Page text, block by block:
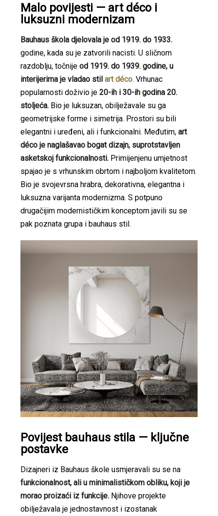
Malo povijesti — art déco i
luksuzni modernizam
Bauhaus škola djelovala je od 1919. do 1933.
godine, kada su je zatvorili nacisti. U sličnom
razdoblju, točnijeod 1919. do 1939. godine, u
interijerima je vladao stilart déco. Vrhunac
popularnosti doživio je20-ih i 30-ih godina 20.
stoljeća. Bio je luksuzan, obilježavale su ga
geometrijske forme i simetrija. Prostori su bili
elegantni i uređeni, ali i funkcionalni. Međutim,art
déco je naglašavao bogat dizajn, suprotstavljen
asketskoj funkcionalnosti. Primijenjenu umjetnost
spajao je s vrhunskim obrtom i najboljom kvalitetom.
Bio je svojevrsna hrabra, dekorativna, elegantna i
luksuzna varijanta modernizma. S potpuno
drugačijim modernističkim konceptom javili su se
pak poznata grupa i bauhaus stil.
Povijest bauhaus stila — ključne
postavke
Dizajneri iz Bauhaus škole usmjeravali su se na
funkcionalnost, ali u minimalističkom obliku, koji je
morao proizaći iz funkcije. Njihove projekte
obilježavala je jednostavnost i izostanak